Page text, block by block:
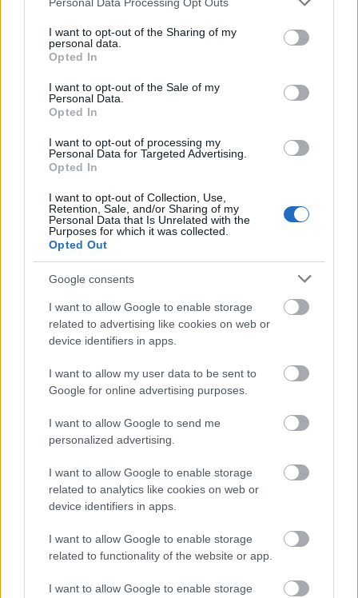
not limited to your visit or usage behaviour. You may click to
grant or deny consent to Google and its third-party tags to
use your data for below specified purposes in below Google
consent section.
I want to opt-out of the Sharing of my
personal data.
Opted In
I want to opt-out of the Sale of my
Personal Data.
Opted In
I want to opt-out of processing my
Personal Data for Targeted Advertising.
Opted In
I want to opt-out of Collection, Use,
Retention, Sale, and/or Sharing of my
Personal Data that Is Unrelated with the
Purposes for which it was collected.
Opted Out
Google consents
I want to allow Google to enable storage
related to advertising like cookies on web or
device identifiers in apps.
I want to allow my user data to be sent to
Google for online advertising purposes.
I want to allow Google to send me
personalized advertising.
I want to allow Google to enable storage
related to analytics like cookies on web or
device identifiers in apps.
I want to allow Google to enable storage
related to functionality of the website or app.
I want to allow Google to enable storage
Grandiózus aranykor, soft
rockistenek, AORkesztrák – Classic
rock (2. rész)
rerecorder 2014. március 24.
Classic rock a Recorderen, ez most komoly? Naná,
hogy az! A klasszikus rockzene újra benne van a
levegőben – ki gondolta volna például, hogy egy
plakáton olvassuk majd a Deep Purple és a
huszonéves budapestiekből álló Ivan & The Parazol
nevét?! De mi is tulajdonképpen az a…
Tényleg ugyanaz a dal? – The Song
Remains The Same című Led Zep-
filmről